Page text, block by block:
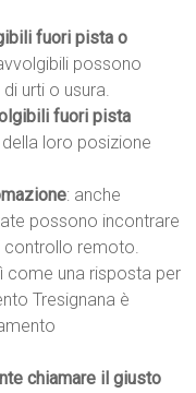
fuori pista o
possono
urti o usura.
fuori pista
loro posizione
: anche
possono incontrare
controllo remoto.
come una risposta per
Tresignana è
chiamare il giusto